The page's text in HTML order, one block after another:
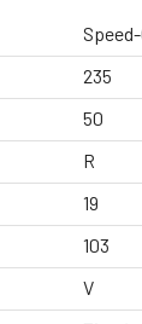
235
50
R
19
103
V